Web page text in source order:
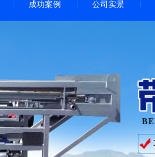
成功案例 公司实景